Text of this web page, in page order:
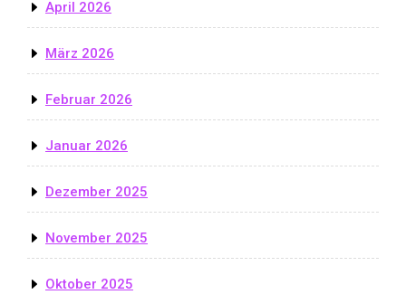
April 2026
März 2026
Februar 2026
Januar 2026
Dezember 2025
November 2025
Oktober 2025